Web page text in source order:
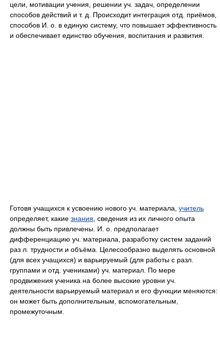
цели, мотивации учения, решении уч. задач, определении
способов действий и т. д. Происходит интеграция отд. приёмов,
способов И. о. в единую систему, что повышает эффективность
и обеспечивает единство обучения, воспитания и развития.
Готовя учащихся к усвоению нового уч. материала, учитель
определяет, какие знания , сведения из их личного опыта
должны быть привлечены. И. о. предполагает
дифференциацию уч. материала, разработку систем заданий
раз л. трудности и объёма. Целесообразно выделять основной
(для всех учащихся) и варьируемый (для работы с разл.
группами и отд. учениками) уч. материал. По мере
продвижения ученика на более высокие уровни уч.
деятельности варьируемый материал и его функции меняются:
он может быть дополнительным, вспомогательным,
промежуточным.